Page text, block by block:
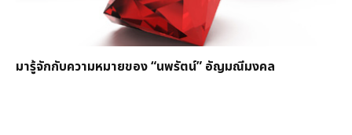
มารู้จักกับความหมายของ “นพรัตน์” อัญมณีมงคล